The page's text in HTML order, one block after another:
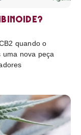
quando o
uma nova peça